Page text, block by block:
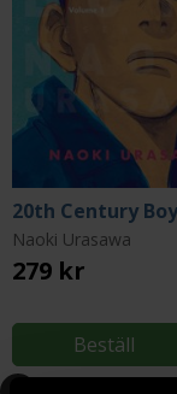
Naoki Urasawa
279 kr
Beställ